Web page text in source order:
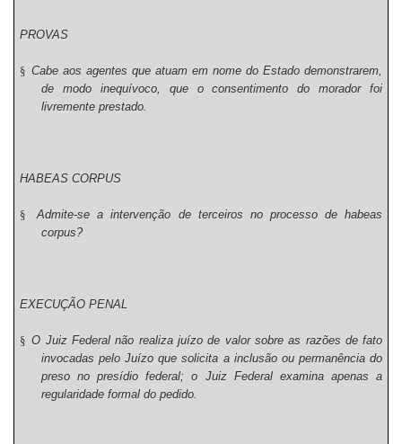
PROVAS
§ Cabe aos agentes que atuam em nome do Estado demonstrarem,
de modo inequívoco, que o consentimento do morador foi
livremente prestado.
HABEAS CORPUS
§
Admite-se a intervenção de terceiros no processo de habeas
corpus?
EXECUÇÃO PENAL
§ O Juiz Federal não realiza juízo de valor sobre as razões de fato
invocadas pelo Juízo que solicita a inclusão ou permanência do
preso no presídio federal; o Juiz Federal examina apenas a
regularidade formal do pedido.